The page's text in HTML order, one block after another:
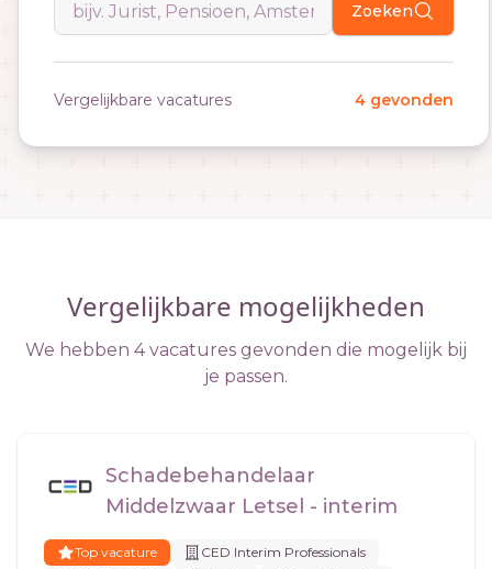
Zoeken
Vergelijkbare vacatures 4 gevonden
Vergelijkbare mogelijkheden
We hebben 4 vacatures gevonden die mogelijk bij
je passen.
Schadebehandelaar
Middelzwaar Letsel - interim
Top vacature
CED Interim Professionals